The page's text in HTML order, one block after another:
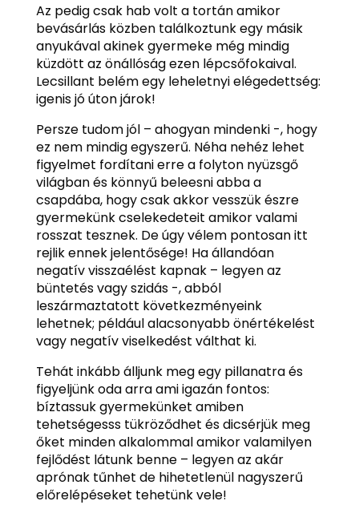
Az pedig csak hab volt a tortán amikor
bevásárlás közben találkoztunk egy másik
anyukával akinek gyermeke még mindig
küzdött az önállóság ezen lépcsőfokaival.
Lecsillant belém egy leheletnyi elégedettség:
igenis jó úton járok!
Persze tudom jól – ahogyan mindenki -, hogy
ez nem mindig egyszerű. Néha nehéz lehet
figyelmet fordítani erre a folyton nyüzsgő
világban és könnyű beleesni abba a
csapdába, hogy csak akkor vesszük észre
gyermekünk cselekedeteit amikor valami
rosszat tesznek. De úgy vélem pontosan itt
rejlik ennek jelentősége! Ha állandóan
negatív visszaélést kapnak – legyen az
büntetés vagy szidás -, abból
leszármaztatott következményeink
lehetnek; például alacsonyabb önértékelést
vagy negatív viselkedést válthat ki.
Tehát inkább álljunk meg egy pillanatra és
figyeljünk oda arra ami igazán fontos:
bíztassuk gyermekünket amiben
tehetségesss tükröződhet és dicsérjük meg
őket minden alkalommal amikor valamilyen
fejlődést látunk benne – legyen az akár
aprónak tűnhet de hihetetlenül nagyszerű
előrelépéseket tehetünk vele!